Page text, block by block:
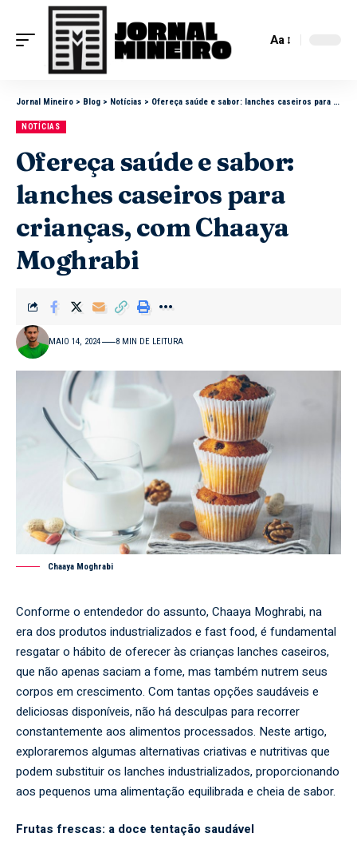
Aa
Jornal Mineiro > Blog > Notícias > Ofereça saúde e sabor: lanches caseiros para crianças, com Chaaya Moghrabi
NOTÍCIAS
Ofereça saúde e sabor:
lanches caseiros para
crianças, com Chaaya
Moghrabi
MAIO 14, 2024 8 MIN DE LEITURA
Chaaya Moghrabi
Conforme o entendedor do assunto,Chaaya Moghrabi, na
era dos produtos industrializados e fast food, é fundamental
resgatar o hábito de oferecer às crianças lanches caseiros,
que não apenas saciam a fome, mas também nutrem seus
corpos em crescimento. Com tantas opções saudáveis e
deliciosas disponíveis, não há desculpas para recorrer
constantemente aos alimentos processados. Neste artigo,
exploraremos algumas alternativas criativas e nutritivas que
podem substituir os lanches industrializados, proporcionando
aos pequenos uma alimentação equilibrada e cheia de sabor.
Frutas frescas: a doce tentação saudável